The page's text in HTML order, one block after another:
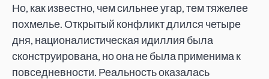
Но, как известно, чем сильнее угар, тем тяжелее
похмелье. Открытый конфликт длился четыре
дня, националистическая идиллия была
сконструирована, но она не была применима к
повседневности. Реальность оказалась